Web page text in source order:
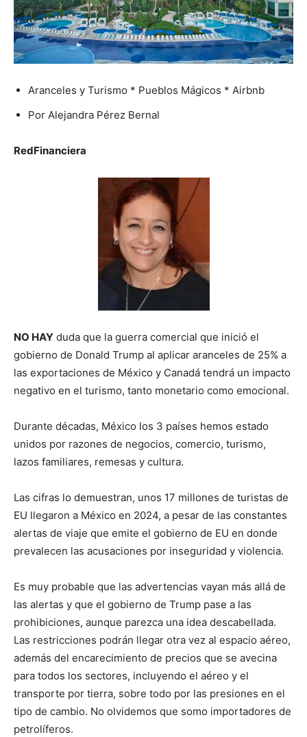
Aranceles y Turismo * Pueblos Mágicos * Airbnb
Por Alejandra Pérez Bernal
RedFinanciera
NO HAY duda que la guerra comercial que inició el
gobierno de Donald Trump al aplicar aranceles de 25% a
las exportaciones de México y Canadá tendrá un impacto
negativo en el turismo, tanto monetario como emocional.
Durante décadas, México los 3 países hemos estado
unidos por razones de negocios, comercio, turismo,
lazos familiares, remesas y cultura.
Las cifras lo demuestran, unos 17 millones de turistas de
EU llegaron a México en 2024, a pesar de las constantes
alertas de viaje que emite el gobierno de EU en donde
prevalecen las acusaciones por inseguridad y violencia.
Es muy probable que las advertencias vayan más allá de
las alertas y que el gobierno de Trump pase a las
prohibiciones, aunque parezca una idea descabellada.
Las restricciones podrán llegar otra vez al espacio aéreo,
además del encarecimiento de precios que se avecina
para todos los sectores, incluyendo el aéreo y el
transporte por tierra, sobre todo por las presiones en el
tipo de cambio. No olvidemos que somo importadores de
petrolíferos.